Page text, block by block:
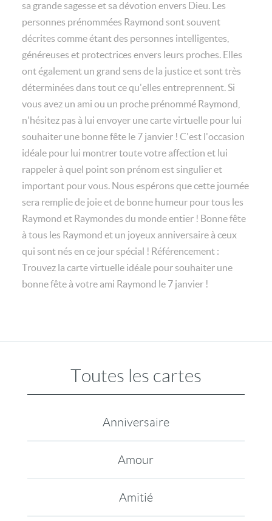
sa grande sagesse et sa dévotion envers Dieu. Les
personnes prénommées Raymond sont souvent
décrites comme étant des personnes intelligentes,
généreuses et protectrices envers leurs proches. Elles
ont également un grand sens de la justice et sont très
déterminées dans tout ce qu'elles entreprennent. Si
vous avez un ami ou un proche prénommé Raymond,
n'hésitez pas à lui envoyer une carte virtuelle pour lui
souhaiter une bonne fête le 7 janvier ! C'est l'occasion
idéale pour lui montrer toute votre affection et lui
rappeler à quel point son prénom est singulier et
important pour vous. Nous espérons que cette journée
sera remplie de joie et de bonne humeur pour tous les
Raymond et Raymondes du monde entier ! Bonne fête
à tous les Raymond et un joyeux anniversaire à ceux
qui sont nés en ce jour spécial ! Référencement :
Trouvez la carte virtuelle idéale pour souhaiter une
bonne fête à votre ami Raymond le 7 janvier !
Toutes les cartes
Anniversaire
Amour
Amitié